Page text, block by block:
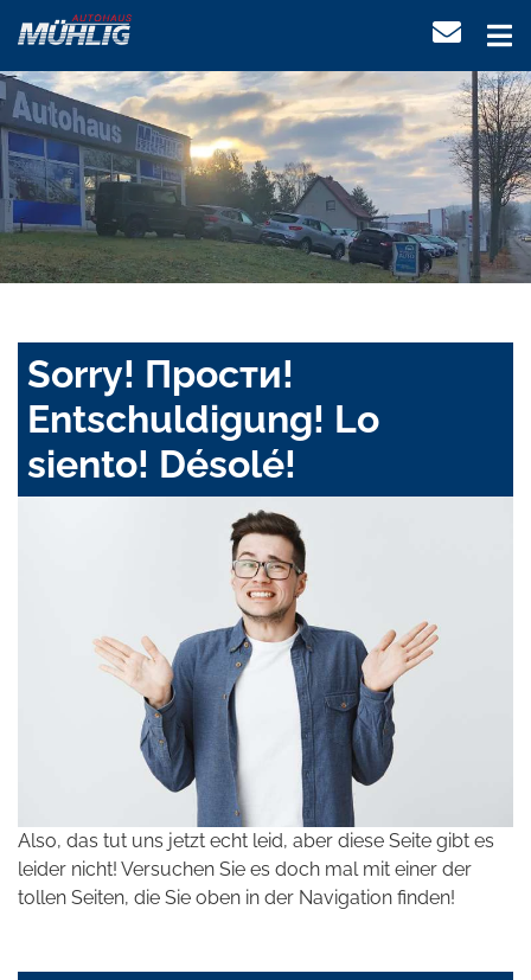
Sorry! Прости!
Entschuldigung! Lo
siento! Désolé!
Also, das tut uns jetzt echt leid, aber diese Seite gibt es
leider nicht! Versuchen Sie es doch mal mit einer der
tollen Seiten, die Sie oben in der Navigation finden!